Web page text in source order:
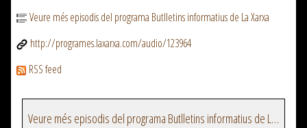
Veure més episodis del programa Butlletins informatius de La Xarxa
http://programes.laxarxa.com/audio/123964
RSS feed
Veure més episodis del programa Butlletins informatius de La Xarxa